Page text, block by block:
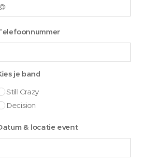
je band
Still Crazy
Decision
& locatie event